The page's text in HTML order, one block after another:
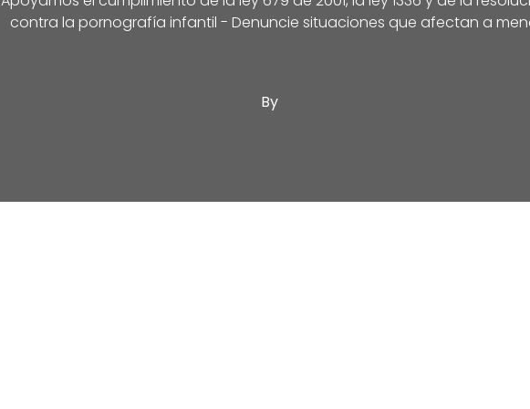
contra la pornografía infantil - Denuncie situaciones que afectan a
By